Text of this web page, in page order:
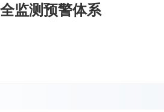
全监测预警体系